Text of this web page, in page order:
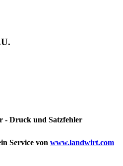
- Druck und Satzfehler
Service von www.landwirt.com